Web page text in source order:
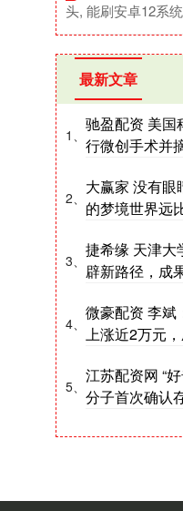
头, 能刷安卓12系统
最新文章
1、
驰盈配资 美国
行微创手术并
2、
大赢家 没有眼
的梦境世界远
3、
捷希缘 天津大
辟新路径，成
4、
微豪配资 李斌
上涨近2万元
5、
江苏配资网 “
分子首次确认